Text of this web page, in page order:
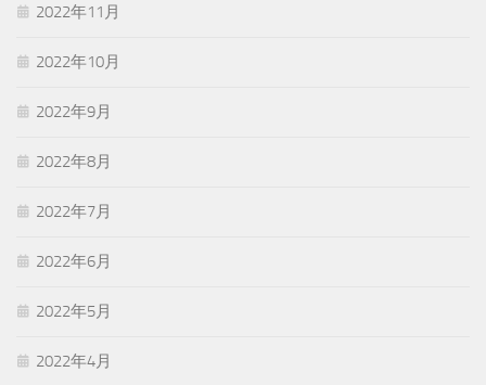
2022年11月
2022年10月
2022年9月
2022年8月
2022年7月
2022年6月
2022年5月
2022年4月